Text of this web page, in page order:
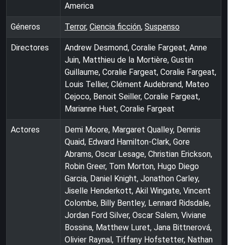
America
Géneros Terror, Ciencia ficción, Suspenso
Directores
Andrew Desmond, Coralie Fargeat, Anne
Juin, Matthieu de la Mortière, Gustin
Guillaume, Coralie Fargeat, Coralie Fargeat,
Louis Tellier, Clément Audebrand, Mateo
Cejoco, Benoit Seiller, Coralie Fargeat,
Marianne Huet, Coralie Fargeat
Actores
Demi Moore, Margaret Qualley, Dennis
Quaid, Edward Hamilton-Clark, Gore
Abrams, Oscar Lesage, Christian Erickson,
Robin Greer, Tom Morton, Hugo Diego
Garcia, Daniel Knight, Jonathon Carley,
Jiselle Henderkott, Akil Wingate, Vincent
Colombe, Billy Bentley, Lennard Ridsdale,
Jordan Ford Silver, Oscar Salem, Viviane
Bossina, Matthew Luret, Jana Bittnerová,
Olivier Raynal, Tiffany Hofstetter, Nathan